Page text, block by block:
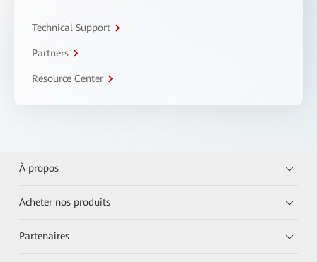
Technical Support
Partners
Resource Center
À propos
Acheter nos produits
Partenaires